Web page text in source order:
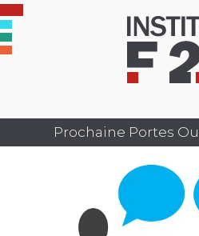
Prochaine Portes